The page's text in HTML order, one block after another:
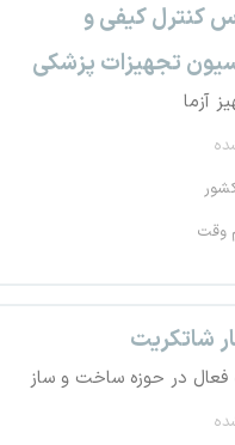
کنترل کیفی و
تجهیزات پزشکی
آزما
وقت
شاتکریت
در حوزه ساخت و ساز